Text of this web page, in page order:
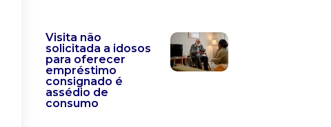
Visita não
solicitada a idosos
para oferecer
empréstimo
consignado é
assédio de
consumo